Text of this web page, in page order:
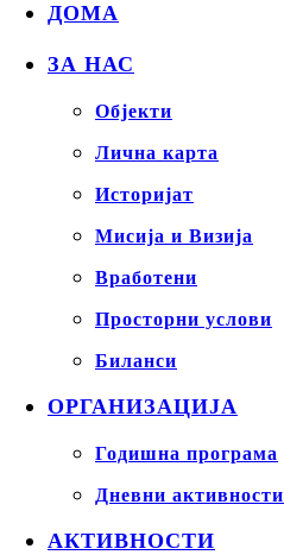
ДОМА
ЗА НАС
Објекти
Лична карта
Историјат
Мисија и Визија
Вработени
Просторни услови
Биланси
ОРГАНИЗАЦИЈА
Годишна програма
Дневни активности
АКТИВНОСТИ